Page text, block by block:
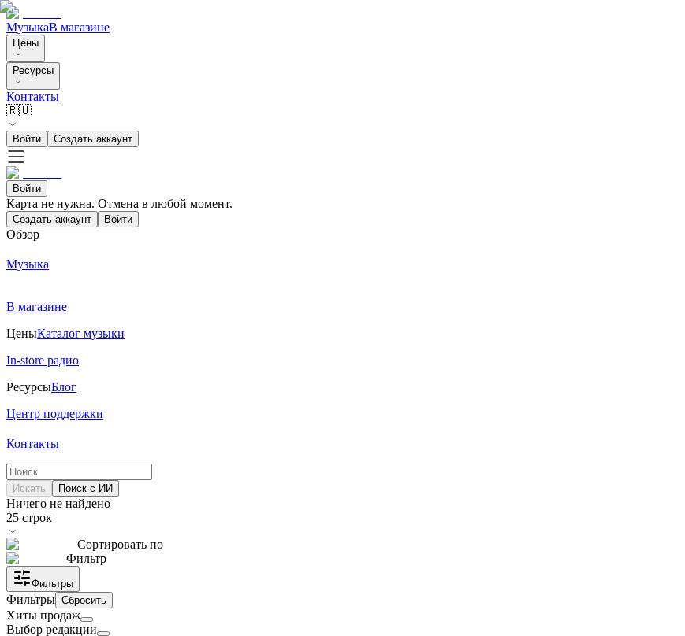
МузыкаВ магазине
Цены
Ресурсы
Контакты
🇷🇺
Войти Создать аккаунт
Войти
Карта не нужна. Отмена в любой момент.
Создать аккаунт Войти
Обзор
Музыка
В магазине
ЦеныКаталог музыки
In-store радио
РесурсыБлог
Центр поддержки
Контакты
Искать Поиск с ИИ
Ничего не найдено
25 строк
Сортировать по
Фильтр
Фильтры
Фильтры Сбросить
Хиты продаж
Выбор редакции